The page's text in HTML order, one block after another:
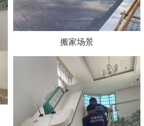
搬家场景